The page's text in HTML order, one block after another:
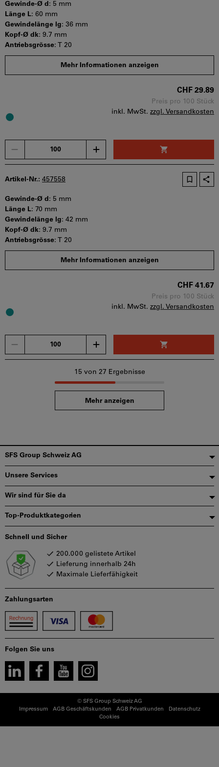
Gewinde-Ø d: 5 mm
Länge L: 60 mm
Gewindelänge lg: 36 mm
Kopf-Ø dk: 9.7 mm
Antriebsgrösse: T 20
Mindestbestellmenge: 100 Stück
Mehr Informationen anzeigen
CHF 29.89
Preis pro 100 Stück
inkl. MwSt. zzgl. Versandkosten
Artikel-Nr.: 457558
Gewinde-Ø d: 5 mm
Länge L: 70 mm
Gewindelänge lg: 42 mm
Kopf-Ø dk: 9.7 mm
Antriebsgrösse: T 20
Mindestbestellmenge: 100 Stück
Mehr Informationen anzeigen
CHF 41.67
Preis pro 100 Stück
inkl. MwSt. zzgl. Versandkosten
15 von 27 Ergebnisse
Mehr anzeigen
Fußzeile
SFS Group Schweiz AG
Unsere Services
Wir sind für Sie da
Top-Produktkategorien
Folgen Sie uns
Zahlungsarten
Schnell und Sicher
200.000 gelistete Artikel
Lieferung innerhalb 24h
Maximale Lieferfähigkeit
© SFS Group Schweiz AG
Impressum
AGB Geschäftskunden AGB Privatkunden
Datenschutz
Cookies